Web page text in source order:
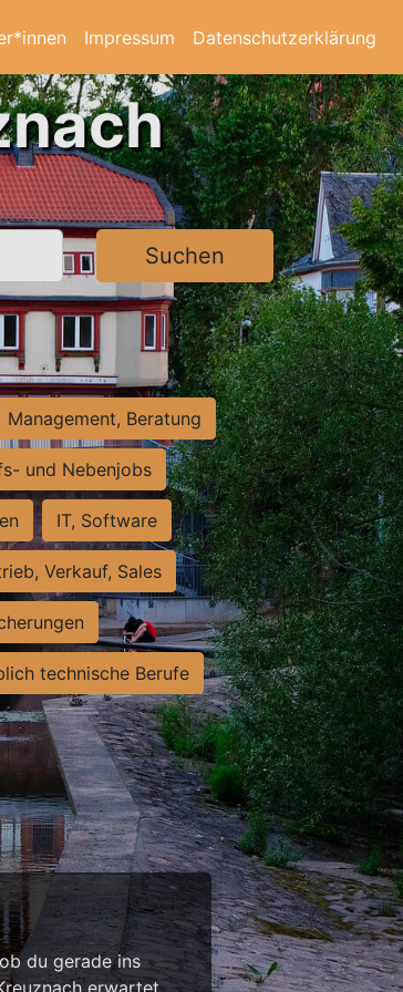
Impressum Datenschutzerklärung
Suchen
Management, Beratung
und Nebenjobs
IT, Software
Verkauf, Sales
technische Berufe
du gerade ins